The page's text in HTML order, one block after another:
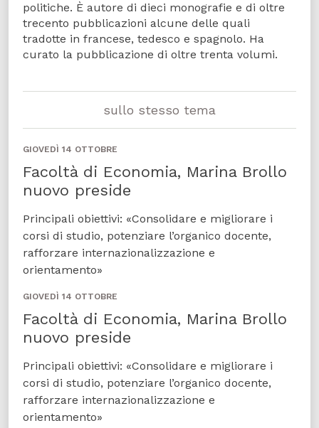
politiche. È autore di dieci monografie e di oltre
trecento pubblicazioni alcune delle quali
tradotte in francese, tedesco e spagnolo. Ha
curato la pubblicazione di oltre trenta volumi.
sullo stesso tema
GIOVEDÌ 14 OTTOBRE
Facoltà di Economia, Marina Brollo
nuovo preside
Principali obiettivi: «Consolidare e migliorare i
corsi di studio, potenziare l’organico docente,
rafforzare internazionalizzazione e
orientamento»
GIOVEDÌ 14 OTTOBRE
Facoltà di Economia, Marina Brollo
nuovo preside
Principali obiettivi: «Consolidare e migliorare i
corsi di studio, potenziare l’organico docente,
rafforzare internazionalizzazione e
orientamento»